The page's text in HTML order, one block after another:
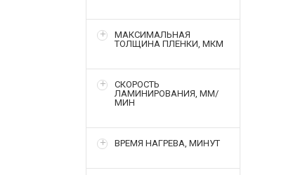
МАКСИМАЛЬНАЯ
ТОЛЩИНА ПЛЕНКИ, МКМ
СКОРОСТЬ
ЛАМИНИРОВАНИЯ, ММ/
МИН
ВРЕМЯ НАГРЕВА, МИНУТ